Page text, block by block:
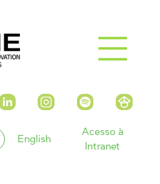
English
Acesso à
Intranet